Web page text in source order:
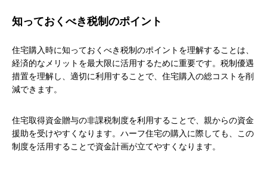
知っておくべき税制のポイント
住宅購入時に知っておくべき税制のポイントを理解することは、
経済的なメリットを最大限に活用するために重要です。税制優遇
措置を理解し、適切に利用することで、住宅購入の総コストを削
減できます。
住宅取得資金贈与の非課税制度を利用することで、親からの資金
援助を受けやすくなります。ハーフ住宅の購入に際しても、この
制度を活用することで資金計画が立てやすくなります。